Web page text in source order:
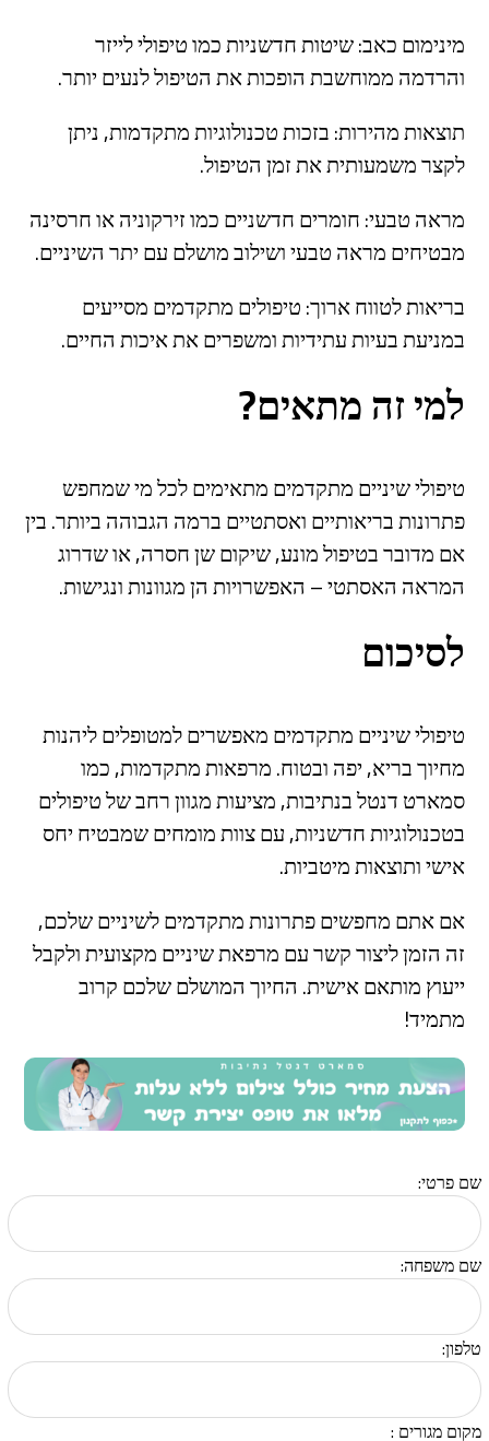
מינימום כאב: שיטות חדשניות כמו טיפולי לייזר
והרדמה ממוחשבת הופכות את הטיפול לנעים יותר.
תוצאות מהירות: בזכות טכנולוגיות מתקדמות, ניתן
לקצר משמעותית את זמן הטיפול.
מראה טבעי: חומרים חדשניים כמו זירקוניה או חרסינה
מבטיחים מראה טבעי ושילוב מושלם עם יתר השיניים.
בריאות לטווח ארוך: טיפולים מתקדמים מסייעים
במניעת בעיות עתידיות ומשפרים את איכות החיים.
למי זה מתאים?
טיפולי שיניים מתקדמים מתאימים לכל מי שמחפש
פתרונות בריאותיים ואסתטיים ברמה הגבוהה ביותר. בין
אם מדובר בטיפול מונע, שיקום שן חסרה, או שדרוג
המראה האסתטי – האפשרויות הן מגוונות ונגישות.
לסיכום
טיפולי שיניים מתקדמים מאפשרים למטופלים ליהנות
מחיוך בריא, יפה ובטוח. מרפאות מתקדמות, כמו
סמארט דנטל בנתיבות, מציעות מגוון רחב של טיפולים
בטכנולוגיות חדשניות, עם צוות מומחים שמבטיח יחס
אישי ותוצאות מיטביות.
אם אתם מחפשים פתרונות מתקדמים לשיניים שלכם,
זה הזמן ליצור קשר עם מרפאת שיניים מקצועית ולקבל
ייעוץ מותאם אישית. החיוך המושלם שלכם קרוב
מתמיד!
שם פרטי:
שם משפחה:
טלפון:
מקום מגורים :